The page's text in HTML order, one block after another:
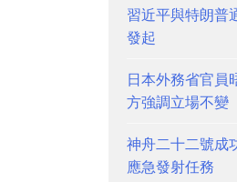
習近平與特朗普
發起
日本外務省官員
方強調立場不變
神舟二十二號成
應急發射任務